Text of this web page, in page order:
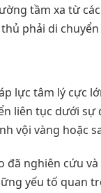
tầm xa từ
phải di chuyển
lực tâm lý cực
liên tục dưới sự
vội vàng hoặc
đã nghiên cứu
yếu tố quan